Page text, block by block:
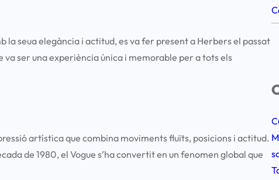
la seua elegància i actitud, es va fer present a Herbers el passat
va ser una experiència única i memorable per a tots els
artística que combina moviments fluïts, posicions i actitud.
de 1980, el Vogue s’ha convertit en un fenomen global que